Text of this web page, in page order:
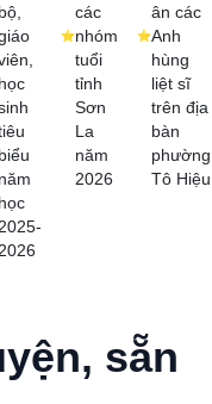
bộ,
học
biểu
năm
học
các
nhóm
tuổi
tỉnh
Sơn
La
năm
2026
ân các
Anh
hùng
liệt sĩ
trên địa
bàn
phường
Tô Hiệu
sẵn